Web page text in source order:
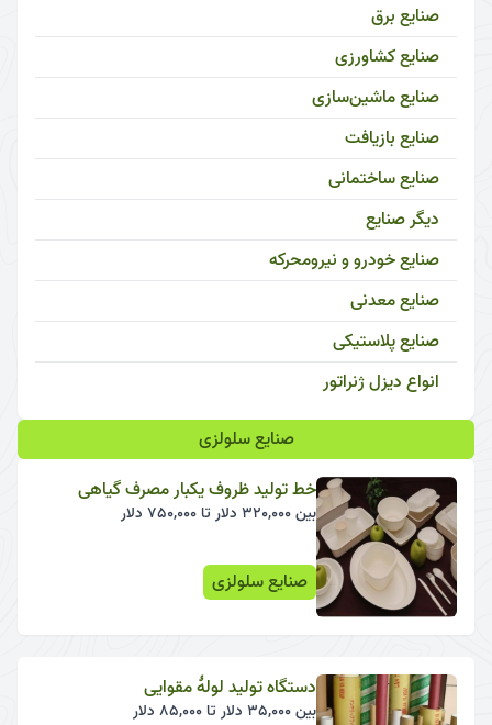
صنایع برق
صنایع کشاورزی
صنایع ماشین‌سازی
صنایع بازیافت
صنایع ساختمانی
دیگر صنایع
صنایع خودرو و نیرومحرکه
صنایع معدنی
صنایع پلاستیکی
انواع دیزل ژنراتور
صنایع سلولزی
خط تولید ظروف یکبار مصرف گیاهی
بین 320,000 دلار تا 750,000 دلار
صنایع سلولزی
دستگاه تولید لولۀ مقوایی
بین 35,000 دلار تا 85,000 دلار